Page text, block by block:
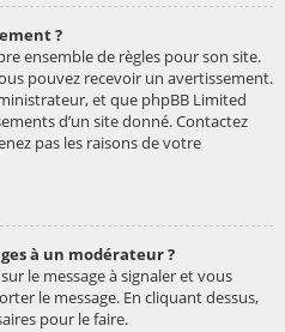
?
ensemble de règles pour son site.
pouvez recevoir un avertissement.
et que phpBB Limited
d’un site donné. Contactez
pas les raisons de votre
à un modérateur ?
le message à signaler et vous
le message. En cliquant dessus,
pour le faire.